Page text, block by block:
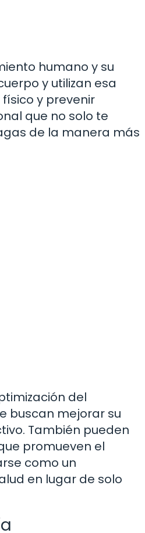
humano y su
y utilizan esa
y prevenir
que no solo te
de la manera más
del
buscan mejorar su
También pueden
promueven el
como un
en lugar de solo